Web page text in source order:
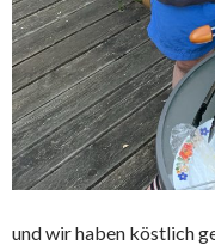
und wir haben köstlich